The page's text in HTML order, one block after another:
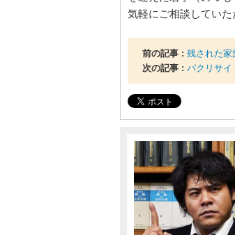
気軽にご相談してい
前の記事 : 残された家
次の記事 : パクリサイ